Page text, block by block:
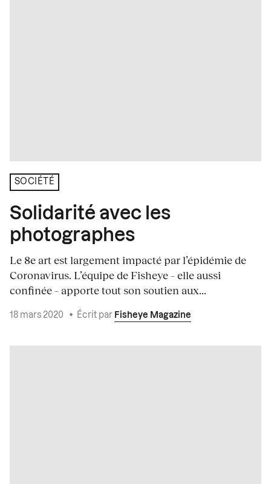
SOCIÉTÉ
Solidarité avec les
photographes
Le 8e art est largement impacté par l’épidémie de
Coronavirus. L’équipe de Fisheye – elle aussi
confinée – apporte tout son soutien aux...
18 mars 2020 • Écrit par Fisheye Magazine